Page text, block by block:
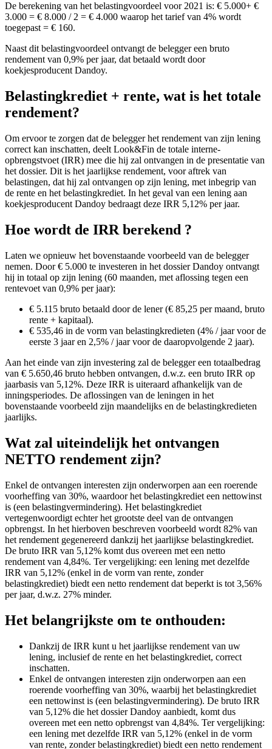
De berekening van het belastingvoordeel voor 2021 is: € 5.000+ €
3.000 = € 8.000 / 2 = € 4.000 waarop het tarief van 4% wordt
toegepast = € 160.
Naast dit belastingvoordeel ontvangt de belegger een bruto
rendement van 0,9% per jaar, dat betaald wordt door
koekjesproducent Dandoy.
Belastingkrediet + rente, wat is het totale
rendement?
Om ervoor te zorgen dat de belegger het rendement van zijn lening
correct kan inschatten, deelt Look&Fin de totale interne-
opbrengstvoet (IRR) mee die hij zal ontvangen in de presentatie van
het dossier. Dit is het jaarlijkse rendement, voor aftrek van
belastingen, dat hij zal ontvangen op zijn lening, met inbegrip van
de rente en het belastingkrediet. In het geval van een lening aan
koekjesproducent Dandoy bedraagt deze IRR 5,12% per jaar.
Hoe wordt de IRR berekend ?
Laten we opnieuw het bovenstaande voorbeeld van de belegger
nemen. Door € 5.000 te investeren in het dossier Dandoy ontvangt
hij in totaal op zijn lening (60 maanden, met aflossing tegen een
rentevoet van 0,9% per jaar):
€ 5.115 bruto betaald door de lener (€ 85,25 per maand, bruto
rente + kapitaal).
€ 535,46 in de vorm van belastingkredieten (4% / jaar voor de
eerste 3 jaar en 2,5% / jaar voor de daaropvolgende 2 jaar).
Aan het einde van zijn investering zal de belegger een totaalbedrag
van € 5.650,46 bruto hebben ontvangen, d.w.z. een bruto IRR op
jaarbasis van 5,12%. Deze IRR is uiteraard afhankelijk van de
inningsperiodes. De aflossingen van de leningen in het
bovenstaande voorbeeld zijn maandelijks en de belastingkredieten
jaarlijks.
Wat zal uiteindelijk het ontvangen
NETTO rendement zijn?
Enkel de ontvangen interesten zijn onderworpen aan een roerende
voorheffing van 30%, waardoor het belastingkrediet een nettowinst
is (een belastingvermindering). Het belastingkrediet
vertegenwoordigt echter het grootste deel van de ontvangen
opbrengst. In het hierboven beschreven voorbeeld wordt 82% van
het rendement gegenereerd dankzij het jaarlijkse belastingkrediet.
De bruto IRR van 5,12% komt dus overeen met een netto
rendement van 4,84%. Ter vergelijking: een lening met dezelfde
IRR van 5,12% (enkel in de vorm van rente, zonder
belastingkrediet) biedt een netto rendement dat beperkt is tot 3,56%
per jaar, d.w.z. 27% minder.
Het belangrijkste om te onthouden:
Dankzij de IRR kunt u het jaarlijkse rendement van uw
lening, inclusief de rente en het belastingkrediet, correct
inschatten.
Enkel de ontvangen interesten zijn onderworpen aan een
roerende voorheffing van 30%, waarbij het belastingkrediet
een nettowinst is (een belastingvermindering). De bruto IRR
van 5,12% die het dossier Dandoy aanbiedt, komt dus
overeen met een netto opbrengst van 4,84%. Ter vergelijking:
een lening met dezelfde IRR van 5,12% (enkel in de vorm
van rente, zonder belastingkrediet) biedt een netto rendement